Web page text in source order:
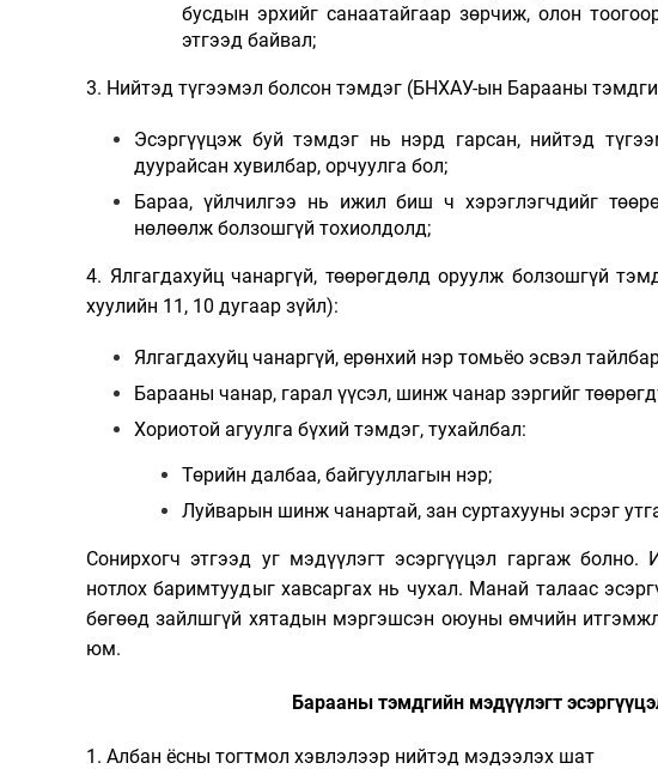
бусдын эрхийг санаатайгаар зөрчиж, олон
этгээд байвал;
3. Нийтэд түгээмэл болсон тэмдэг (БНХАУ-ын Барааны
Эсэргүүцэж буй тэмдэг нь нэрд гарсан, нийтэд
дуурайсан хувилбар, орчуулга бол;
Бараа, үйлчилгээ нь ижил биш ч хэрэглэгчдийг
нөлөөлж болзошгүй тохиолдолд;
4. Ялгагдахуйц чанаргүй, төөрөгдөлд оруулж болзошгүй
хуулийн 11, 10 дугаар зүйл):
Ялгагдахуйц чанаргүй, ерөнхий нэр томьёо эсвэл
Барааны чанар, гарал үүсэл, шинж чанар зэргийг
Хориотой агуулга бүхий тэмдэг, тухайлбал:
Төрийн далбаа, байгууллагын нэр;
Луйварын шинж чанартай, зан суртахууны эсрэг
Сонирхогч этгээд уг мэдүүлэгт эсэргүүцэл гаргаж болно.
нотлох баримтуудыг хавсаргах нь чухал. Манай талаас
бөгөөд зайлшгүй хятадын мэргэшсэн оюуны өмчийн
юм.
Барааны тэмдгийн мэдүүлэгт
1. Албан ёсны тогтмол хэвлэлээр нийтэд мэдээлэх шат